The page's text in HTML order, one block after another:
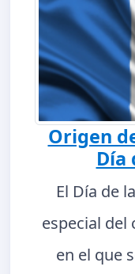
Origen
Día
El Día de
especial del
en el que